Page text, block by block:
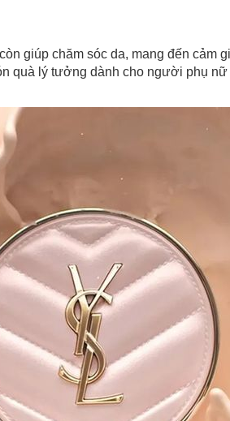
giúp chăm sóc da, mang đến cảm
quà lý tưởng dành cho người phụ